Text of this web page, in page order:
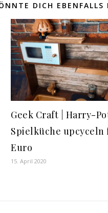
DICH EBENFALLS
Geek Craft | Harry-
Spielküche upcyceln
Euro
15. April 2020